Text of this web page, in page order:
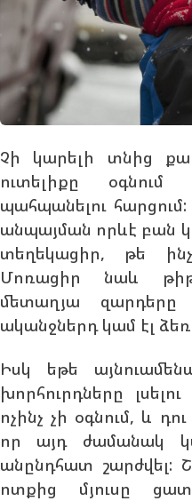
Չի կարելի տնից
ուտելիքը
պահպանելու
անպայման որևէ բան
տեղեկացիր, թե
Մոռացիր նաև
մետաղյա
ականջներդ կամ էլ
Իսկ եթե
խորհուրդները
ոչինչ չի օգնում, և
որ այդ ժամանակ
անընդհատ շարժվել:
ոտքից մյուսը